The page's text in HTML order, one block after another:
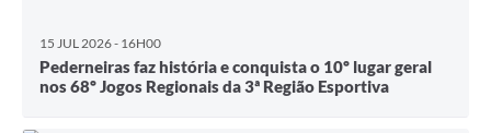
15 JUL 2026 - 16H00
Pederneiras faz história e conquista o 10º lugar geral
nos 68º Jogos Regionais da 3ª Região Esportiva